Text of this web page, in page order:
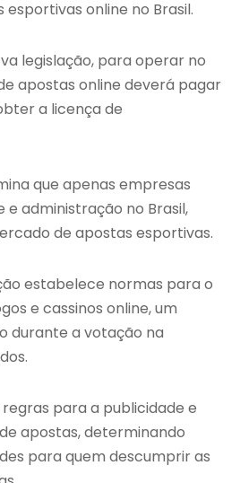
online no Brasil.
legislação, para operar no
apostas online deverá pagar
a licença de
que apenas empresas
e administração no Brasil,
de apostas esportivas.
estabelece normas para o
e cassinos online, um
durante a votação na
para a publicidade e
apostas, determinando
para quem descumprir as